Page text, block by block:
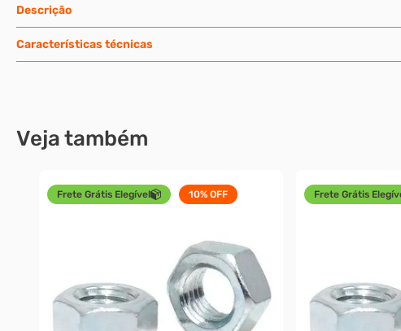
Descrição
Características técnicas
Veja também
Frete Grátis Elegível 10%OFF Frete Grátis